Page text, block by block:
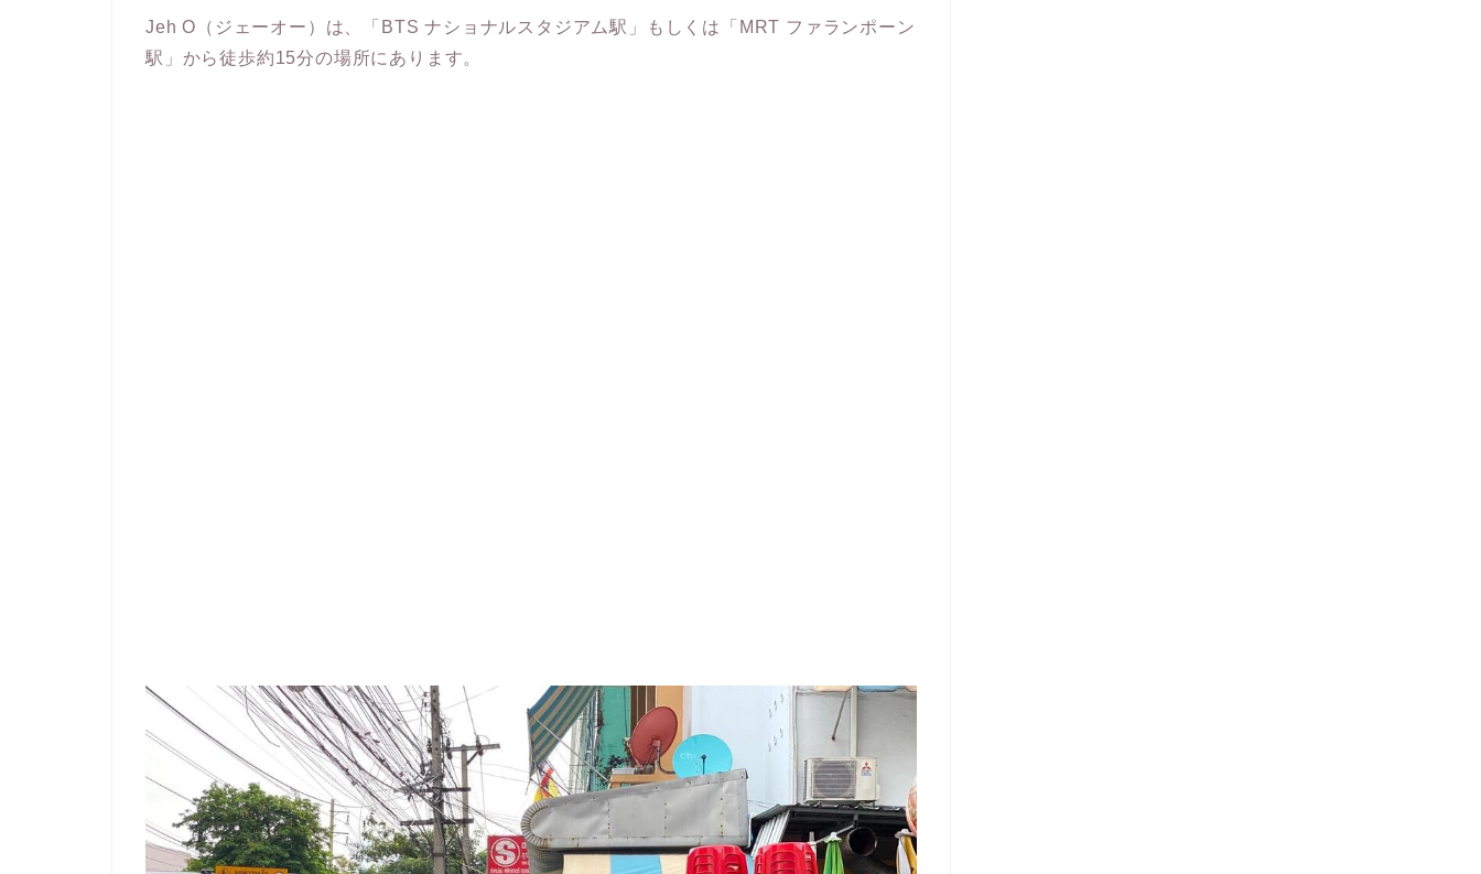
Jeh O（ジェーオー）は、「BTS ナショナルスタジアム駅」もしくは「MRT ファランポーン
駅」から徒歩約15分の場所にあります。